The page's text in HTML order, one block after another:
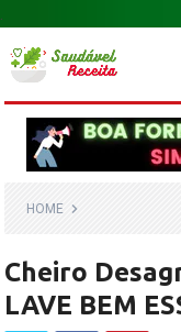
.
HOME
Cheiro
LAVE BEM